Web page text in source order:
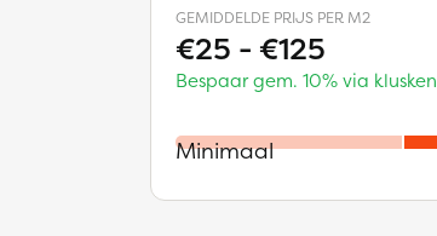
GEMIDDELDE PRIJS PER M2
€25 - €125
Bespaar gem. 10% via
Minimaal